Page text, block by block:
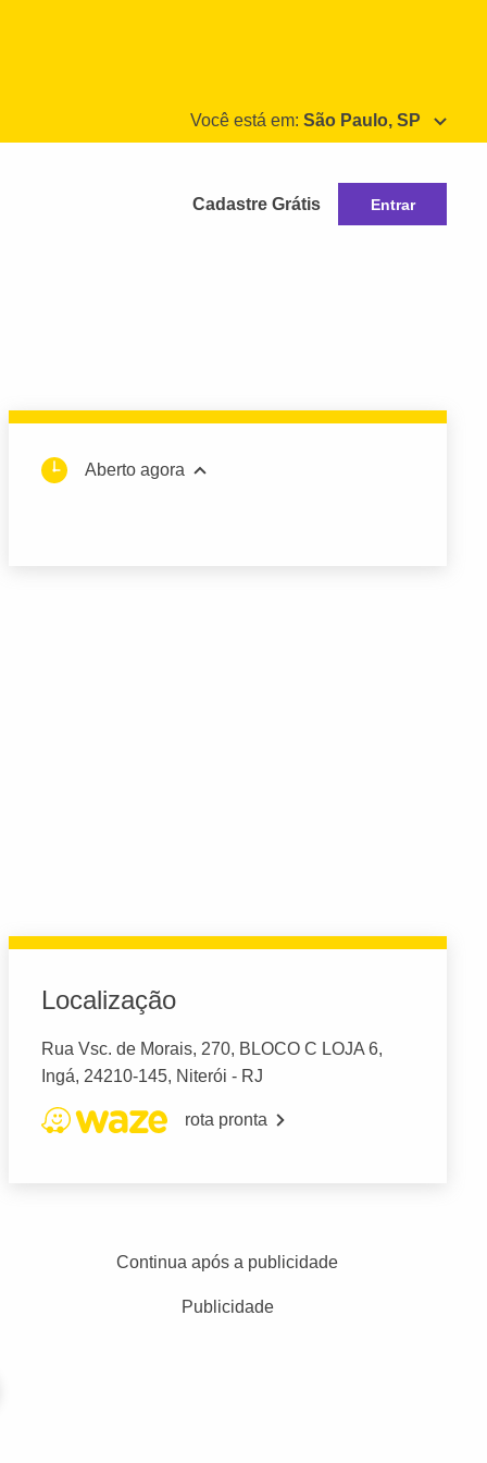
Você está em: São Paulo, SP
Cadastre Grátis Entrar
Aberto agora
Localização
Rua Vsc. de Morais, 270, BLOCO C LOJA 6,
Ingá, 24210-145, Niterói - RJ
rota pronta
Continua após a publicidade
Publicidade